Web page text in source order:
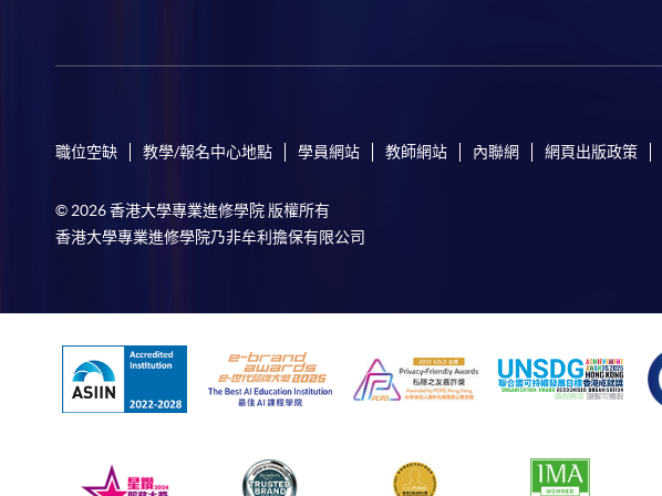
職位空缺 教學/報名中心地點 學員網站 教師網站 內聯網 網頁出版政策
© 2026 香港大學專業進修學院 版權所有
香港大學專業進修學院乃非牟利擔保有限公司